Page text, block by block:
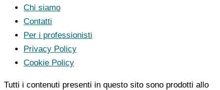
Chi siamo
Contatti
Per i professionisti
Privacy Policy
Cookie Policy
Tutti i contenuti presenti in questo sito sono prodotti allo